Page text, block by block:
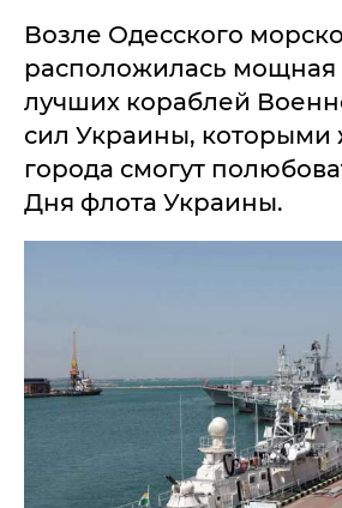
Возле Одесского
расположилась мощная
лучших кораблей
сил Украины, которыми
города смогут
Дня флота Украины.